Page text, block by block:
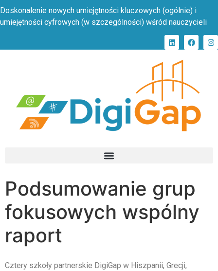
Doskonalenie nowych umiejętności kluczowych (ogólnie) i
umiejętności cyfrowych (w szczególności) wśród nauczycieli
Podsumowanie grup
fokusowych wspólny
raport
Cztery szkoły partnerskie DigiGap w Hiszpanii, Grecji,